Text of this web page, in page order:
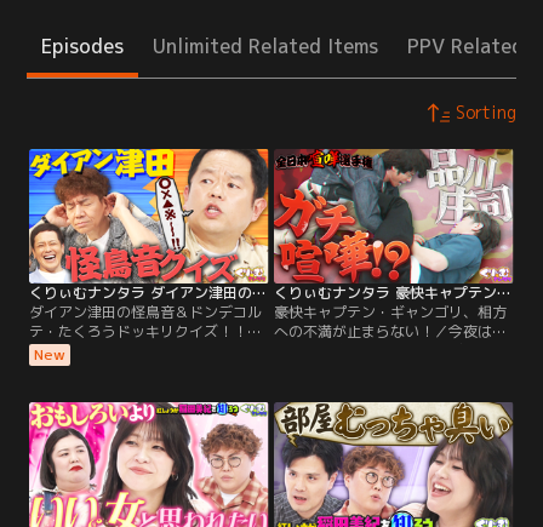
Episodes Unlimited Related Items PPV Related
Sorting
くりぃむナンタラ ダイアン津田の怪鳥音＆ドンデコルテ・たくろうドッキリクイズ！！（2026/08/03放送分）
ダイアン津田の怪鳥音＆ドンデコル
テ・たくろうドッキリクイズ！！／
今回は、今年上半期に放送された名
場面からクイズを出題！！ 大好評津
いるかわからない津田のツッコミを
聞いて、 何と言ったかを当てるシン
プルなクイズ！ 今回は1時間SP「も
っと津田を知ろう」から出題！ 下ネ
タばかりが飛び交うスタジオで…。
New
くりぃむナンタラ 豪快キャプテン・ギャンゴリ、相方への不満が止まらない！（2026/07/27放送分）
豪快キャプテン・ギャンゴリ、相方
への不満が止まらない！／今夜は
ョンで喧嘩をしてもらう企画！今回
は、若手のホープ豪快キャプテン、
不仲コンビの代名詞品川庄司が参
戦！！さらに、もはやコンビでテレ
ビに出ることがかなりレアな平成ノ
ブシコブシも登場！！